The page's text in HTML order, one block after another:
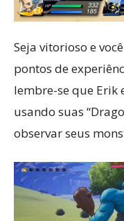
Seja vitorioso e
pontos de
lembre-se que Erik
usando suas
observar seus